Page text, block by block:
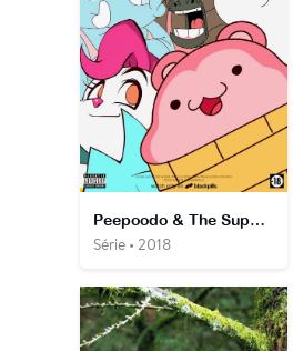
Peepoodo & The Super Fuck Friends
Série • 2018